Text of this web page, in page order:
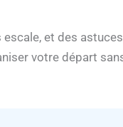
et des
votre départ